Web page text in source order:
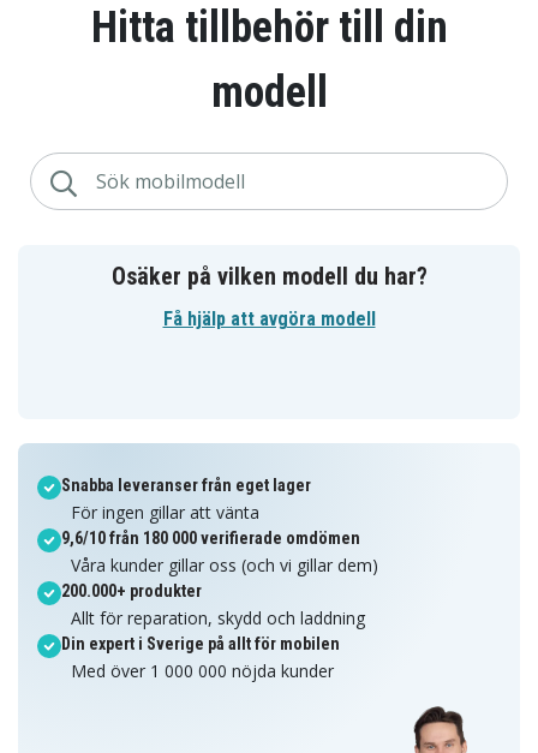
Hitta tillbehör till din
modell
Osäker på vilken modell du har?
Få hjälp att avgöra modell
Snabba leveranser från eget lager
För ingen gillar att vänta
9,6/10 från 180 000 verifierade omdömen
Våra kunder gillar oss (och vi gillar dem)
200.000+ produkter
Allt för reparation, skydd och laddning
Din expert i Sverige på allt för mobilen
Med över 1 000 000 nöjda kunder